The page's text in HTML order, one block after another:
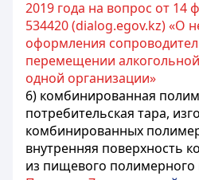
2019 года на вопрос от 14
534420 (dialog.egov.kz) «О
оформления
перемещении
одной организации»
6) комбинированная
потребительская тара,
комбинированных
внутренняя поверхность
из пищевого полимерного